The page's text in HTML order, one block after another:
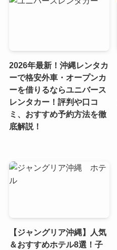
2026年最新！沖縄レンタカ
ーで格安外車・オープンカ
ーを借りるならユニバース
レンタカー！評判や口コ
ミ、おすすめ予約方法を徹
底解説！
【ジャングリア沖縄】人気
＆おすすめホテル8選！子